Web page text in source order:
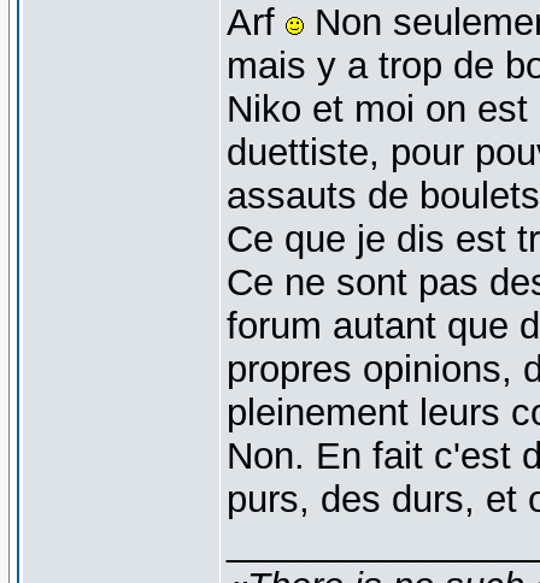
Arf
Non
mais y a trop de
Niko et moi on
duettiste, pour
assauts de
Ce que je dis est
Ce ne sont pas
forum autant que
propres opinions,
pleinement leurs
Non. En fait c'est
purs, des durs, et